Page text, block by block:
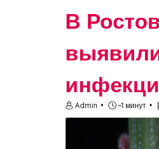
В
Admin ~1 минут